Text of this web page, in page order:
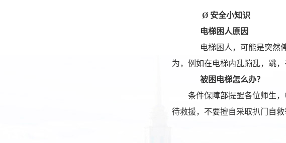
Ø 安全小知识
电梯困人原因
电梯困人，可能是突然
为，例如在电梯内乱蹦乱，跳
被困电梯怎么办？
条件保障部提醒各位师生
待救援，不要擅自采取扒门自